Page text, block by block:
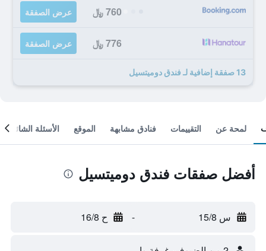
760 ﷼ عرض الصفقة
776 ﷼ عرض الصفقة
13 صفقة إضافية لـ فندق دوميتسيل
لمحة عن التقييمات فنادق مشابهة الموقع الأسئلة الشائعة
أفضل صفقات فندق دوميتسيل
س 15/8 - ح 16/8